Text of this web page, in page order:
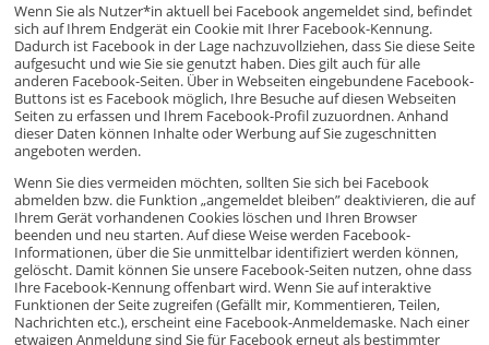
Wenn Sie als Nutzer*in aktuell bei Facebook angemeldet sind, befindet
sich auf Ihrem Endgerät ein Cookie mit Ihrer Facebook-Kennung.
Dadurch ist Facebook in der Lage nachzuvollziehen, dass Sie diese Seite
aufgesucht und wie Sie sie genutzt haben. Dies gilt auch für alle
anderen Facebook-Seiten. Über in Webseiten eingebundene Facebook-
Buttons ist es Facebook möglich, Ihre Besuche auf diesen Webseiten
Seiten zu erfassen und Ihrem Facebook-Profil zuzuordnen. Anhand
dieser Daten können Inhalte oder Werbung auf Sie zugeschnitten
angeboten werden.
Wenn Sie dies vermeiden möchten, sollten Sie sich bei Facebook
abmelden bzw. die Funktion „angemeldet bleiben” deaktivieren, die auf
Ihrem Gerät vorhandenen Cookies löschen und Ihren Browser
beenden und neu starten. Auf diese Weise werden Facebook-
Informationen, über die Sie unmittelbar identifiziert werden können,
gelöscht. Damit können Sie unsere Facebook-Seiten nutzen, ohne dass
Ihre Facebook-Kennung offenbart wird. Wenn Sie auf interaktive
Funktionen der Seite zugreifen (Gefällt mir, Kommentieren, Teilen,
Nachrichten etc.), erscheint eine Facebook-Anmeldemaske. Nach einer
etwaigen Anmeldung sind Sie für Facebook erneut als bestimmter